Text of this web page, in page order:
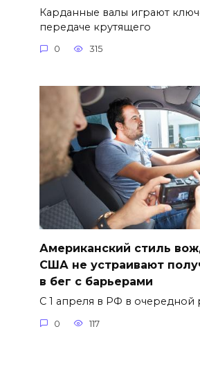
Карданные валы играют
передаче крутящего
0 315
Американский стиль
США не устраивают
в бег с барьерами
С 1 апреля в РФ в очередной
0 117